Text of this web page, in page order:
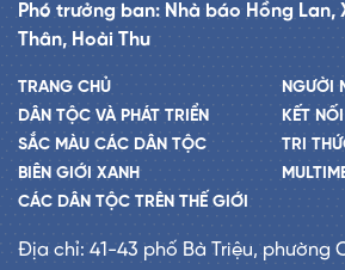
Phó trưởng ban: Nhà báo Hồng Lan,
Thân, Hoài Thu
TRANG CHỦ
DÂN TỘC VÀ PHÁT TRIỂN
SẮC MÀU CÁC DÂN TỘC
BIÊN GIỚI XANH
CÁC DÂN TỘC TRÊN THẾ GIỚI
NGƯỜI
KẾT
TRI
Địa chỉ: 41-43 phố Bà Triệu, phường